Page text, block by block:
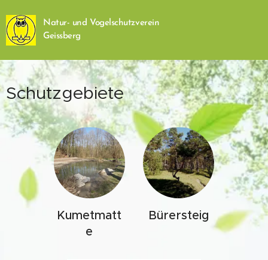
Natur- und Vogelschutzverein
Geissberg
Schutzgebiete
Kumetmatt
e
Bürersteig